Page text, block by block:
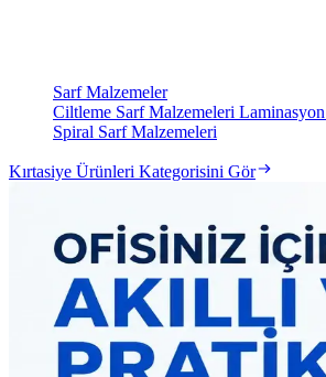
Sarf Malzemeler
Ciltleme Sarf Malzemeleri
Spiral Sarf Malzemeleri
Kırtasiye Ürünleri Kategorisini Gör